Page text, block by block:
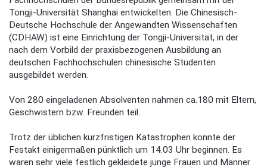
Tongji-Universität Shanghai entwickelten. Die Chinesisch-
Deutsche Hochschule der Angewandten Wissenschaften
(CDHAW) ist eine Einrichtung der Tongji-Universität, in der
nach dem Vorbild der praxisbezogenen Ausbildung an
deutschen Fachhochschulen chinesische Studenten
ausgebildet werden.
Von 280 eingeladenen Absolventen nahmen ca.180 mit Eltern,
Geschwistern bzw. Freunden teil.
Trotz der üblichen kurzfristigen Katastrophen konnte der
Festakt einigermaßen pünktlich um 14.03 Uhr beginnen. Es
waren sehr viele festlich gekleidete junge Frauen und Männer